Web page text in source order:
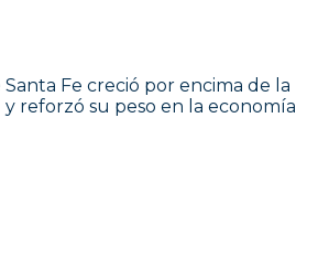
Santa Fe creció por encima de la
y reforzó su peso en la economía